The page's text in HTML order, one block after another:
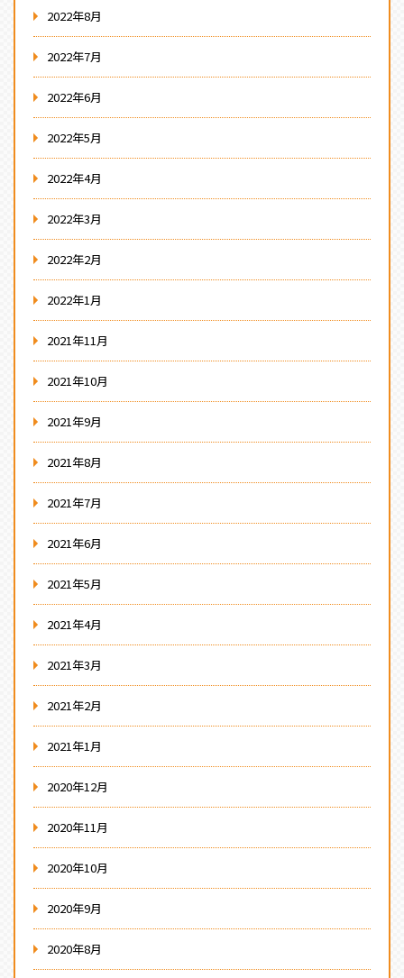
2022年8月
2022年7月
2022年6月
2022年5月
2022年4月
2022年3月
2022年2月
2022年1月
2021年11月
2021年10月
2021年9月
2021年8月
2021年7月
2021年6月
2021年5月
2021年4月
2021年3月
2021年2月
2021年1月
2020年12月
2020年11月
2020年10月
2020年9月
2020年8月